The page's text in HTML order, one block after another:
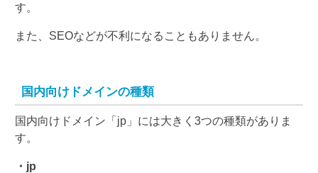
す。
また、SEOなどが不利になることもありません。
国内向けドメインの種類
国内向けドメイン「jp」には大きく3つの種類がありま
す。
・jp